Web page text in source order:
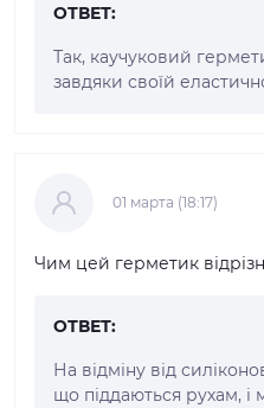
ОТВЕТ:
Так, каучуковий
завдяки своїй
01 марта (18:17)
Чим цей герметик
ОТВЕТ:
На відміну від
що піддаються рухам, і